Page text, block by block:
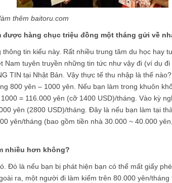
thêm baitoru.com
được hàng chục triệu đồng một tháng gửi về
tin kiểu này. Rất nhiều trung tâm du học hay
Nam tuyên truyền những tin tức như vậy đi (ví dụ
TIN tại Nhật Bản. Vậy thực tế thu nhập là thế nào?
800 yên – 1000 yên. Nếu bạn làm trong khuôn
= 116.000 yên (cỡ 1400 USD)/tháng. Vào kỳ
yên (2800 USD)/tháng. Đây là nếu bạn làm tại
yên/tháng (bao gồm tiền nhà 30.000 ~ 40.000
nhiều hơn không?
Đó là nếu bạn bị phát hiện bạn có thể mất giấy
ra, một người đi làm kiếm trên 80.000 yên/